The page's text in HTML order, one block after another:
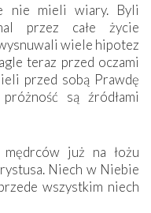
nie mieli wiary. Byli
przez całe życie
wiele hipotez
teraz przed oczami
przed sobą Prawdę
są źródłami
już na łożu
Niech w Niebie
wszystkim niech